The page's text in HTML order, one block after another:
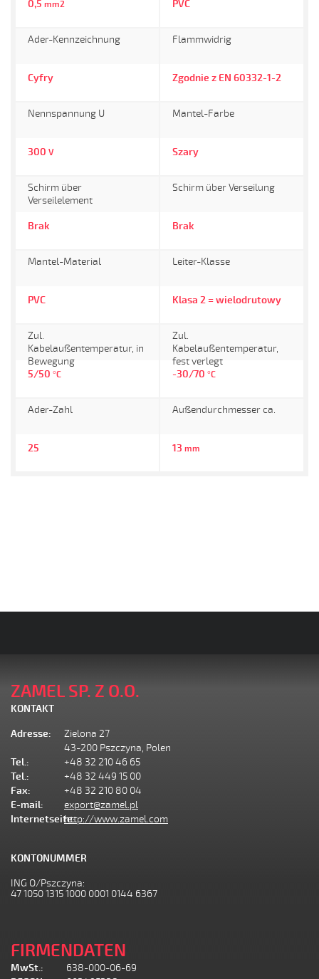
0,5 mm2 PVC
Ader-Kennzeichnung
Cyfry
Flammwidrig
Zgodnie z EN 60332-1-2
Nennspannung U
300 V
Mantel-Farbe
Szary
Schirm über
Verseilelement
Brak
Schirm über Verseilung
Brak
Mantel-Material
PVC
Leiter-Klasse
Klasa 2 = wielodrutowy
Zul.
Kabelaußentemperatur, in
Bewegung
5/50 °C
Zul.
Kabelaußentemperatur,
fest verlegt
-30/70 °C
Ader-Zahl
25
Außendurchmesser ca.
13 mm
ZAMEL SP. Z O.O.
KONTAKT
Adresse:
Zielona 27
43-200 Pszczyna, Polen
Tel.:
+48 32 210 46 65
Tel.:
+48 32 449 15 00
Fax:
+48 32 210 80 04
E-mail:
export@zamel.pl
Internetseite:http://www.zamel.com
KONTONUMMER
ING O/Pszczyna:
47 1050 1315 1000 0001 0144 6367
FIRMENDATEN
MwSt.:
638-000-06-69